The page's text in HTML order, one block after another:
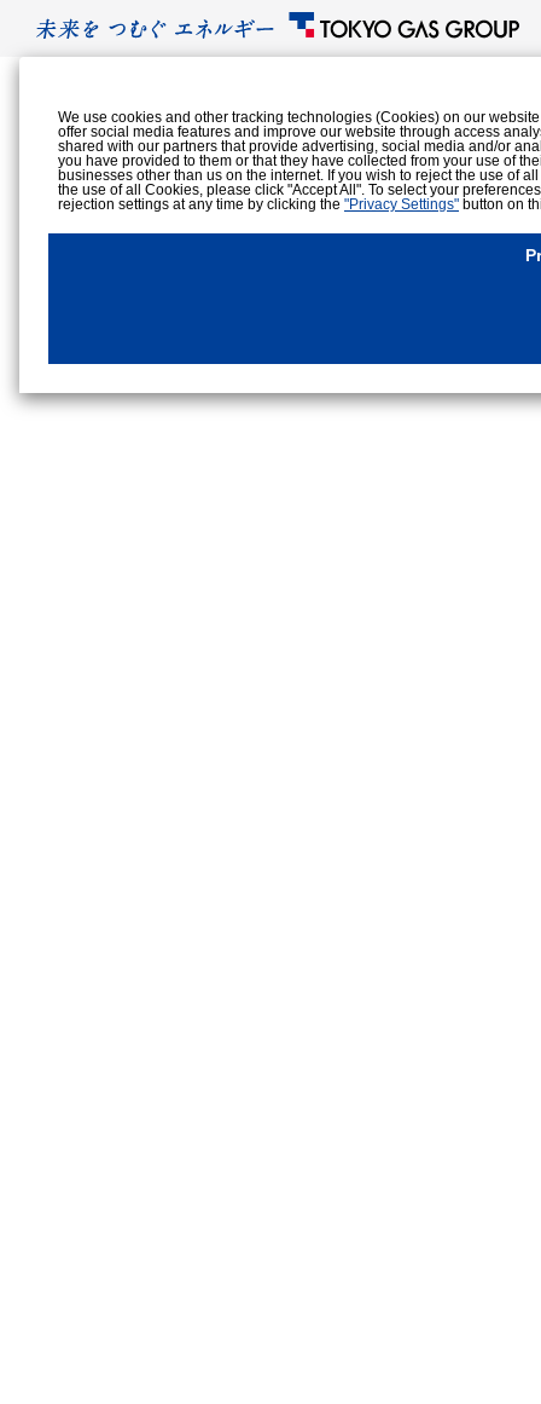
We use cookies and other tracking technologies (Cookies) on our
offer social media features and improve our website through access
shared with our partners that provide advertising, social media and/or
you have provided to them or that they have collected from your use of
businesses other than us on the internet. If you wish to reject the use of
the use of all Cookies, please click "Accept All". To select your
rejection settings at any time by clicking the "Privacy Settings" button on
Cookies Details